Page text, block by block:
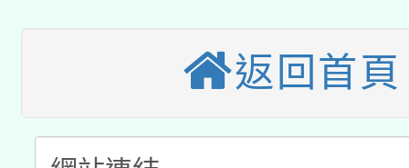
本館辦理115年度閱讀
科技賦能─人工智慧
礎課程
A3數位素養講師名單
返回首頁